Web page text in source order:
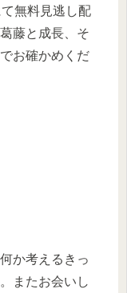
無料見逃し配
藤と成長、そ
お確かめくだ
か考えるきっ
またお会いし